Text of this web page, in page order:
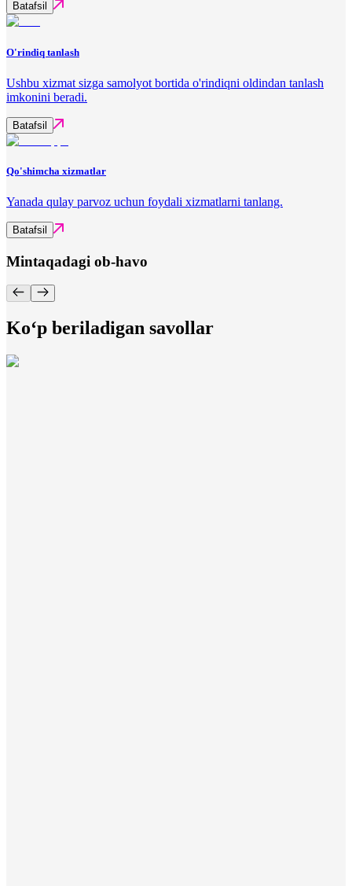
Batafsil
O'rindiq tanlash
Ushbu xizmat sizga samolyot bortida o'rindiqni oldindan tanlash
imkonini beradi.
Batafsil
Qo'shimcha xizmatlar
Yanada qulay parvoz uchun foydali xizmatlarni tanlang.
Batafsil
Mintaqadagi ob-havo
Ko‘p beriladigan savollar